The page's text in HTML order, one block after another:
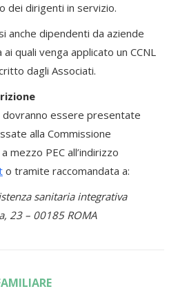
dei dirigenti in servizio.
anche dipendenti da aziende
quali venga applicato un CCNL
dagli Associati.
dovranno essere presentate
alla Commissione
mezzo PEC all’indirizzo
o tramite raccomandata a:
sanitaria integrativa
23 – 00185 ROMA